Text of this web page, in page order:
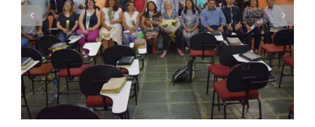
Seminário Nacional ITEJ inicia sua 43ª
Turma